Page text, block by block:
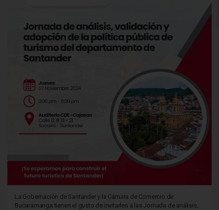
La Gobernación de Santander y la Cámara de Comercio de
Bucaramanga tienen el gusto de invitarles a las Jornada de análisis,